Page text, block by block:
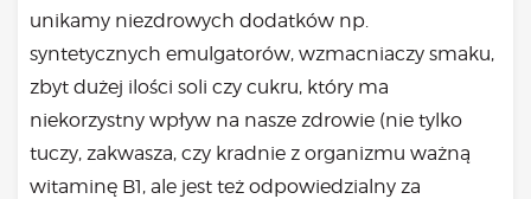
unikamy niezdrowych dodatków np.
syntetycznych emulgatorów, wzmacniaczy smaku,
zbyt dużej ilości soli czy cukru, który ma
niekorzystny wpływ na nasze zdrowie (nie tylko
tuczy, zakwasza, czy kradnie z organizmu ważną
witaminę B1, ale jest też odpowiedzialny za